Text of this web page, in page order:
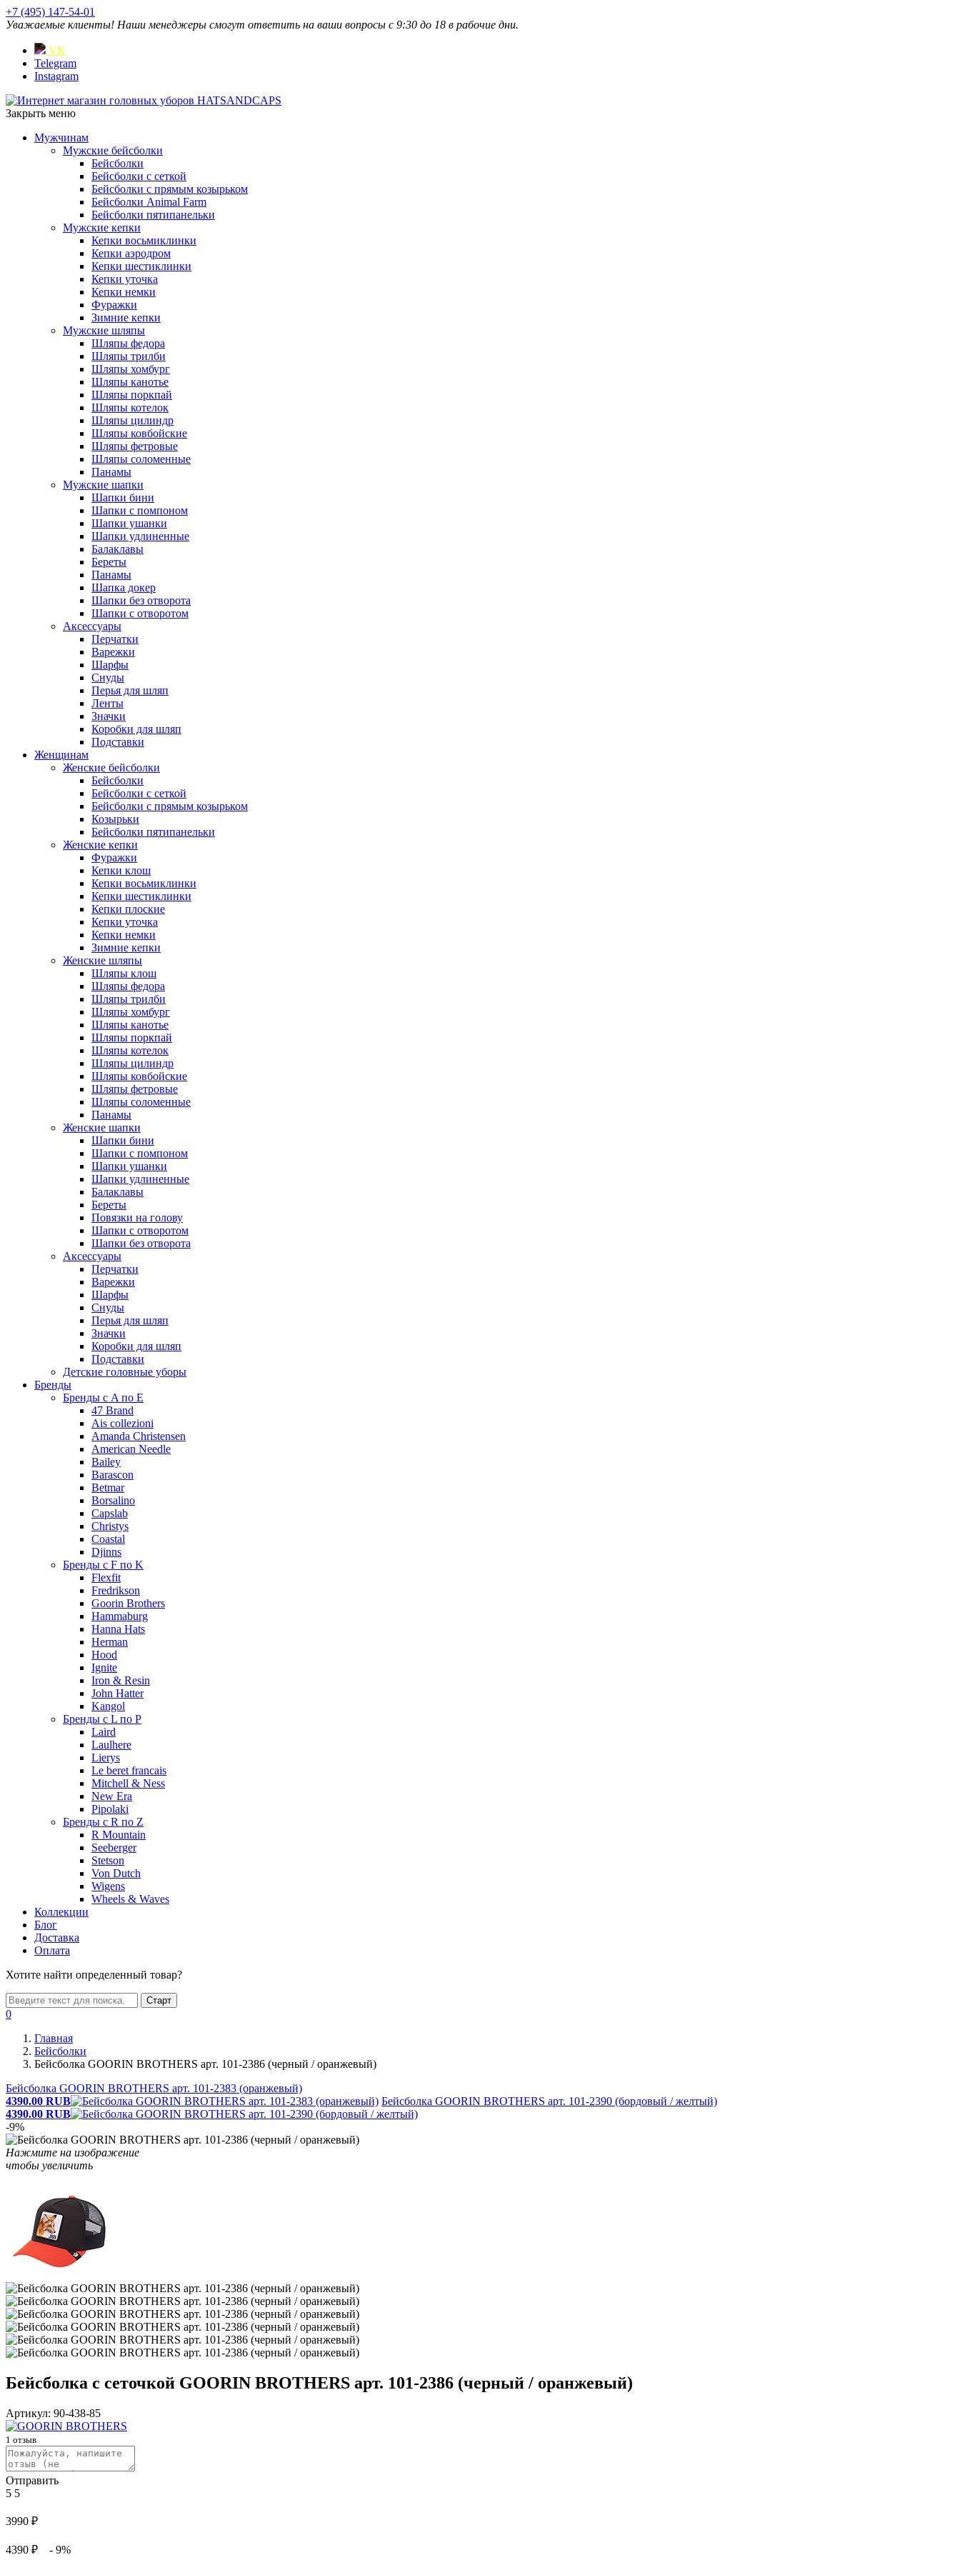
+7 (495) 147-54-01
Уважаемые клиенты! Наши менеджеры смогут ответить на ваши вопросы с 9:30 до 18 в рабочие дни.
VK
Telegram
Instagram
Закрыть меню
Мужчинам
Мужские бейсболки
Бейсболки
Бейсболки с сеткой
Бейсболки с прямым козырьком
Бейсболки Animal Farm
Бейсболки пятипанельки
Мужские кепки
Кепки восьмиклинки
Кепки аэродром
Кепки шестиклинки
Кепки уточка
Кепки немки
Фуражки
Зимние кепки
Мужские шляпы
Шляпы федора
Шляпы трилби
Шляпы хомбург
Шляпы канотье
Шляпы поркпай
Шляпы котелок
Шляпы цилиндр
Шляпы ковбойские
Шляпы фетровые
Шляпы соломенные
Панамы
Мужские шапки
Шапки бини
Шапки с помпоном
Шапки ушанки
Шапки удлиненные
Балаклавы
Береты
Панамы
Шапка докер
Шапки без отворота
Шапки с отворотом
Аксессуары
Перчатки
Варежки
Шарфы
Снуды
Перья для шляп
Ленты
Значки
Коробки для шляп
Подставки
Женщинам
Женские бейсболки
Бейсболки
Бейсболки с сеткой
Бейсболки с прямым козырьком
Козырьки
Бейсболки пятипанельки
Женские кепки
Фуражки
Кепки клош
Кепки восьмиклинки
Кепки шестиклинки
Кепки плоские
Кепки уточка
Кепки немки
Зимние кепки
Женские шляпы
Шляпы клош
Шляпы федора
Шляпы трилби
Шляпы хомбург
Шляпы канотье
Шляпы поркпай
Шляпы котелок
Шляпы цилиндр
Шляпы ковбойские
Шляпы фетровые
Шляпы соломенные
Панамы
Женские шапки
Шапки бини
Шапки с помпоном
Шапки ушанки
Шапки удлиненные
Балаклавы
Береты
Повязки на голову
Шапки с отворотом
Шапки без отворота
Аксессуары
Перчатки
Варежки
Шарфы
Снуды
Перья для шляп
Значки
Коробки для шляп
Подставки
Детские головные уборы
Бренды
Бренды с A по E
47 Brand
Ais collezioni
Amanda Christensen
American Needle
Bailey
Barascon
Betmar
Borsalino
Capslab
Christys
Coastal
Djinns
Бренды с F по K
Flexfit
Fredrikson
Goorin Brothers
Hammaburg
Hanna Hats
Herman
Hood
Ignite
Iron & Resin
John Hatter
Kangol
Бренды с L по P
Laird
Laulhere
Lierys
Le beret francais
Mitchell & Ness
New Era
Pipolaki
Бренды с R по Z
R Mountain
Seeberger
Stetson
Von Dutch
Wigens
Wheels & Waves
Коллекции
Блог
Доставка
Оплата
Хотите найти определенный товар?
Старт
0
Главная
Бейсболки
Бейсболка GOORIN BROTHERS арт. 101-2386 (черный / оранжевый)
Бейсболка GOORIN BROTHERS арт. 101-2383 (оранжевый)
4390.00 RUB
Бейсболка GOORIN BROTHERS арт. 101-2390 (бордовый / желтый)
4390.00 RUB
-9%
Нажмите на изображение
чтобы увеличить
Бейсболка с сеточкой GOORIN BROTHERS арт. 101-2386 (черный / оранжевый)
Артикул: 90-438-85
1 отзыв
Отправить
5 5
3990 ₽
4390 ₽ - 9%